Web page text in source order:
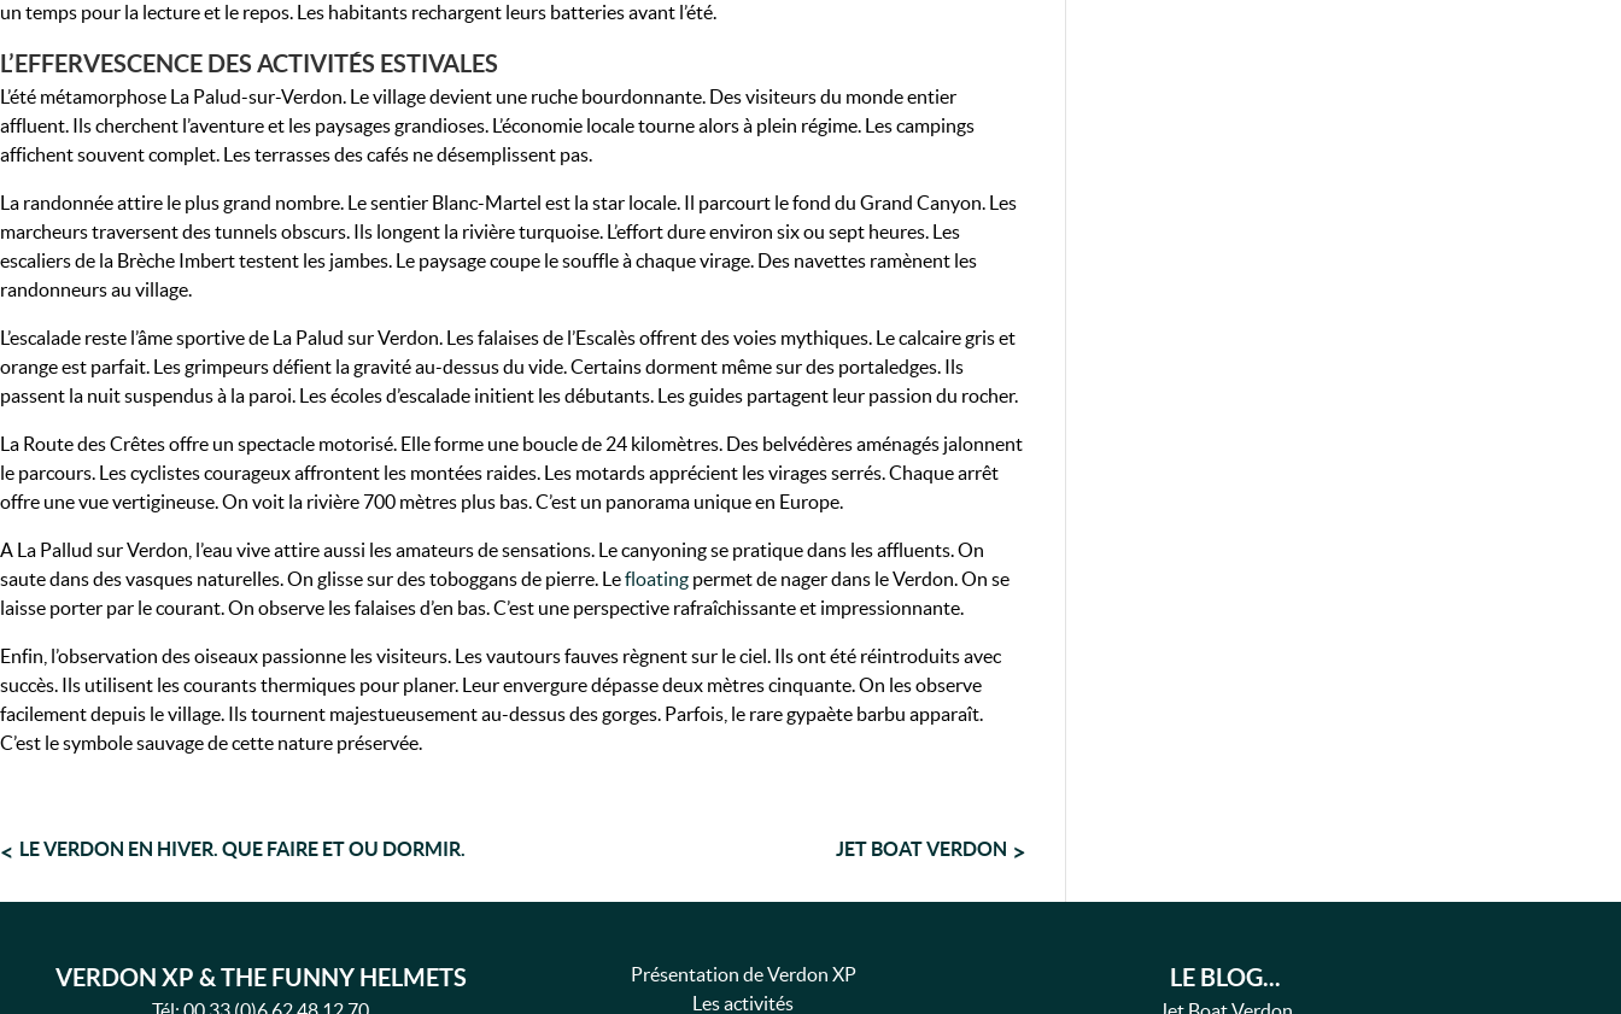
un temps pour la lecture et le repos. Les habitants rechargent leurs batteries avant l’été.
L’EFFERVESCENCE DES ACTIVITÉS ESTIVALES
L’été métamorphose La Palud-sur-Verdon. Le village devient une ruche bourdonnante. Des visiteurs du monde entier
affluent. Ils cherchent l’aventure et les paysages grandioses. L’économie locale tourne alors à plein régime. Les campings
affichent souvent complet. Les terrasses des cafés ne désemplissent pas.
La randonnée attire le plus grand nombre. Le sentier Blanc-Martel est la star locale. Il parcourt le fond du Grand Canyon. Les
marcheurs traversent des tunnels obscurs. Ils longent la rivière turquoise. L’effort dure environ six ou sept heures. Les
escaliers de la Brèche Imbert testent les jambes. Le paysage coupe le souffle à chaque virage. Des navettes ramènent les
randonneurs au village.
L’escalade reste l’âme sportive de La Palud sur Verdon. Les falaises de l’Escalès offrent des voies mythiques. Le calcaire gris et
orange est parfait. Les grimpeurs défient la gravité au-dessus du vide. Certains dorment même sur des portaledges. Ils
passent la nuit suspendus à la paroi. Les écoles d’escalade initient les débutants. Les guides partagent leur passion du rocher.
La Route des Crêtes offre un spectacle motorisé. Elle forme une boucle de 24 kilomètres. Des belvédères aménagés jalonnent
le parcours. Les cyclistes courageux affrontent les montées raides. Les motards apprécient les virages serrés. Chaque arrêt
offre une vue vertigineuse. On voit la rivière 700 mètres plus bas. C’est un panorama unique en Europe.
A La Pallud sur Verdon, l’eau vive attire aussi les amateurs de sensations. Le canyoning se pratique dans les affluents. On
saute dans des vasques naturelles. On glisse sur des toboggans de pierre. Lefloating permet de nager dans le Verdon. On se
laisse porter par le courant. On observe les falaises d’en bas. C’est une perspective rafraîchissante et impressionnante.
Enfin, l’observation des oiseaux passionne les visiteurs. Les vautours fauves règnent sur le ciel. Ils ont été réintroduits avec
succès. Ils utilisent les courants thermiques pour planer. Leur envergure dépasse deux mètres cinquante. On les observe
facilement depuis le village. Ils tournent majestueusement au-dessus des gorges. Parfois, le rare gypaète barbu apparaît.
C’est le symbole sauvage de cette nature préservée.
NAVIGATION
DE
LE VERDON EN HIVER. QUE FAIRE ET OU DORMIR. JET BOAT VERDON
VERDON XP & THE FUNNY HELMETS
Présentation de Verdon XP
Les activités
LE BLOG...